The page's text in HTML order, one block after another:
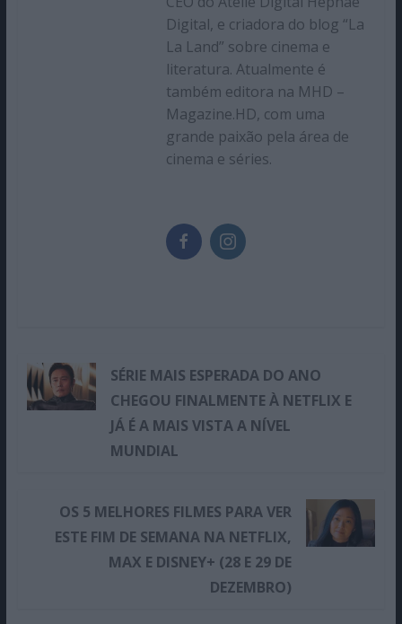
Digital, e criadora do blog “La
La Land” sobre cinema e
literatura. Atualmente é
também editora na MHD –
Magazine.HD, com uma
grande paixão pela área de
cinema e séries.
SÉRIE MAIS ESPERADA DO ANO
CHEGOU FINALMENTE À NETFLIX E
JÁ É A MAIS VISTA A NÍVEL
MUNDIAL
OS 5 MELHORES FILMES PARA VER
ESTE FIM DE SEMANA NA NETFLIX,
MAX E DISNEY+ (28 E 29 DE
DEZEMBRO)